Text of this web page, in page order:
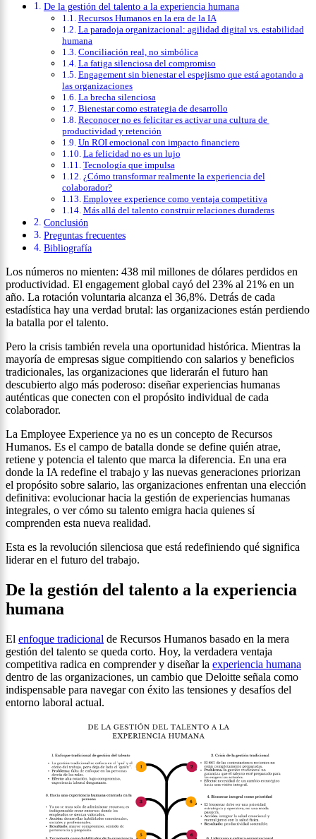
De la gestión del talento a la experiencia humana
Recursos Humanos en la era de la IA
La paradoja organizacional: agilidad digital vs. estabilidad
humana
Conciliación real, no simbólica
La fatiga silenciosa del compromiso
Engagement sin bienestar el espejismo que está agotando a
las organizaciones
La brecha silenciosa
Bienestar como estrategia de desarrollo
Reconocer no es felicitar es activar una cultura de
productividad y retención
Un ROI emocional con impacto financiero
La felicidad no es un lujo
Tecnología que impulsa
¿Cómo transformar realmente la experiencia del
colaborador?
Employee experience como ventaja competitiva
Más allá del talento construir relaciones duraderas
Conclusión
Preguntas frecuentes
Bibliografía
Los números no mienten: 438 mil millones de dólares perdidos en
productividad. El engagement global cayó del 23% al 21% en un
año. La rotación voluntaria alcanza el 36,8%. Detrás de cada
estadística hay una verdad brutal: las organizaciones están perdiendo
la batalla por el talento.
Pero la crisis también revela una oportunidad histórica. Mientras la
mayoría de empresas sigue compitiendo con salarios y beneficios
tradicionales, las organizaciones que liderarán el futuro han
descubierto algo más poderoso: diseñar experiencias humanas
auténticas que conecten con el propósito individual de cada
colaborador.
La Employee Experience ya no es un concepto de Recursos
Humanos. Es el campo de batalla donde se define quién atrae,
retiene y potencia el talento que marca la diferencia. En una era
donde la IA redefine el trabajo y las nuevas generaciones priorizan
el propósito sobre salario, las organizaciones enfrentan una elección
definitiva: evolucionar hacia la gestión de experiencias humanas
integrales, o ver cómo su talento emigra hacia quienes sí
comprenden esta nueva realidad.
Esta es la revolución silenciosa que está redefiniendo qué significa
liderar en el futuro del trabajo.
De la gestión del talento a la experiencia
humana
El enfoque tradicional de Recursos Humanos basado en la mera
gestión del talento se queda corto. Hoy, la verdadera ventaja
competitiva radica en comprender y diseñar la experiencia humana
dentro de las organizaciones, un cambio que Deloitte señala como
indispensable para navegar con éxito las tensiones y desafíos del
entorno laboral actual.